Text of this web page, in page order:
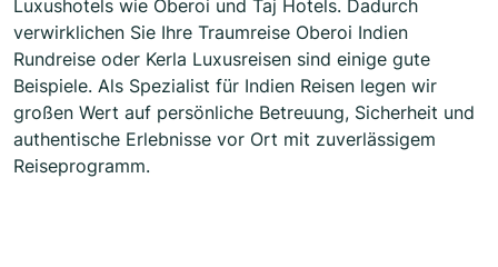
Luxushotels wie Oberoi und Taj Hotels. Dadurch
verwirklichen Sie Ihre Traumreise Oberoi Indien
Rundreise oder Kerla Luxusreisen sind einige gute
Beispiele. Als Spezialist für Indien Reisen legen wir
großen Wert auf persönliche Betreuung, Sicherheit und
authentische Erlebnisse vor Ort mit zuverlässigem
Reiseprogramm.